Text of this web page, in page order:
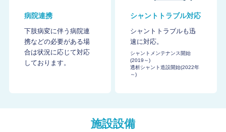
病院連携
下肢病変に伴う病院連
携などの必要がある場
合は状況に応じて対応
しております。
シャントトラブル対応
シャントトラブルも迅
速に対応。
シャントメンテナンス開始
(2019～)
透析シャント造設開始(2022年
～)
施設設備